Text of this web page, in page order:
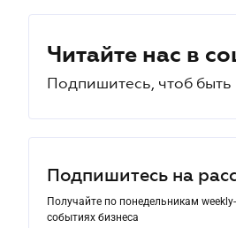
Читайте нас в
Подпишитесь, чтоб быть
Подпишитесь на
Получайте по понедельникам
событиях бизнеса